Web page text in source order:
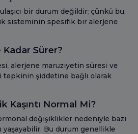
bir durum değildir; çünkü bu,
sisteminin spesifik bir alerjene
Kadar Sürer?
alerjene maruziyetin süresi ve
şiddetine bağlı olarak
Kaşıntı Normal Mi?
değişiklikler nedeniyle bazı
yaşayabilir. Bu durum genellikle